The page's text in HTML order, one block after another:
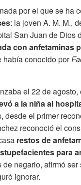
por el que se ha
: la joven A. M. M.,
San Juan de Dios
con anfetaminas
había conocido por
el 22 de
a la niña al
desde el primer
reconoció el
restos de
para
negarlo, afirmó
ignorar.